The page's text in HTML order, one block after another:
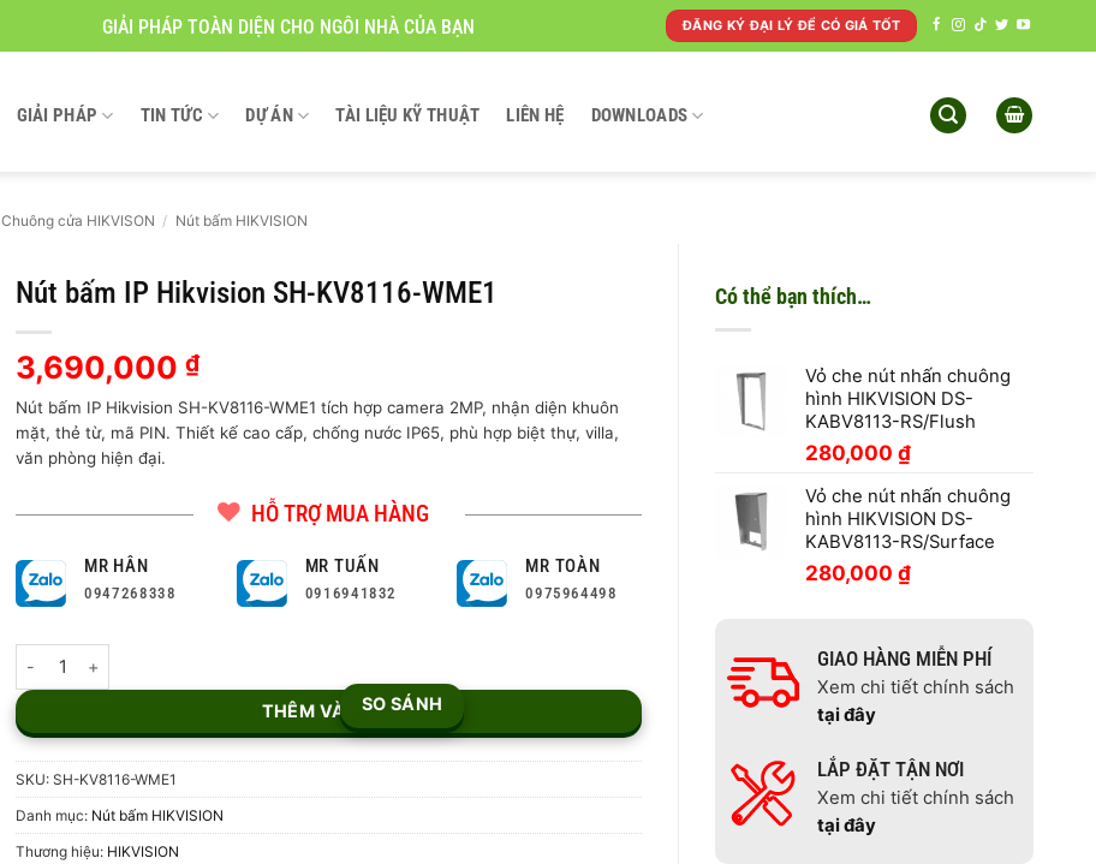
GIẢI PHÁP TOÀN DIỆN CHO NGÔI NHÀ CỦA BẠN ĐĂNG KÝ ĐẠI LÝ ĐỂ CÓ GIÁ TỐT
GIẢI PHÁP TIN TỨC DỰ ÁN TÀI LIỆU KỸ THUẬT LIÊN HỆ DOWNLOADS
Chuông cửa HIKVISON / Nút bấm HIKVISION
Có thể bạn thích…
Vỏ che nút nhấn chuông
hình HIKVISION DS-
KABV8113-RS/Flush
280,000 ₫
Vỏ che nút nhấn chuông
hình HIKVISION DS-
KABV8113-RS/Surface
280,000 ₫
GIAO HÀNG MIỄN PHÍ
Xem chi tiết chính sách
tại đây
LẮP ĐẶT TẬN NƠI
Xem chi tiết chính sách
tại đây
Nút bấm IP Hikvision SH-KV8116-WME1
3,690,000₫
Nút bấm IP Hikvision SH-KV8116-WME1 tích hợp camera 2MP, nhận diện khuôn
mặt, thẻ từ, mã PIN. Thiết kế cao cấp, chống nước IP65, phù hợp biệt thự, villa,
văn phòng hiện đại.
HỖ TRỢ MUA HÀNG
MR HÂN
0947268338
MR TUẤN
0916941832
MR TOÀN
0975964498
Nút bấm IP Hikvision SH-KV8116-WME1 số lượng
THÊM VÀO GIỎSO SÁNH
SKU:SH-KV8116-WME1
Danh mục: Nút bấm HIKVISION
Thương hiệu: HIKVISION